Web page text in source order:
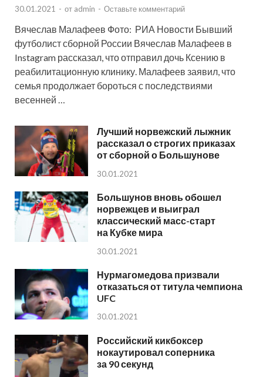
30.01.2021 - от admin - Оставьте комментарий
Вячеслав Малафеев Фото: РИА Новости Бывший
футболист сборной России Вячеслав Малафеев в
Instagram рассказал, что отправил дочь Ксению в
реабилитационную клинику. Малафеев заявил, что
семья продолжает бороться с последствиями
весенней …
Лучший норвежский лыжник
рассказал о строгих приказах
от сборной о Большунове
30.01.2021
Большунов вновь обошел
норвежцев и выиграл
классический масс-старт
на Кубке мира
30.01.2021
Нурмагомедова призвали
отказаться от титула чемпиона
UFC
30.01.2021
Российский кикбоксер
нокаутировал соперника
за 90 секунд